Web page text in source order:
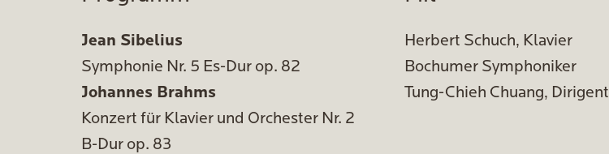
Jean Sibelius
Symphonie Nr. 5 Es-Dur op. 82
Johannes Brahms
Konzert für Klavier und Orchester Nr. 2
B-Dur op. 83
Herbert Schuch, Klavier
Bochumer Symphoniker
Tung-Chieh Chuang, Dirigent